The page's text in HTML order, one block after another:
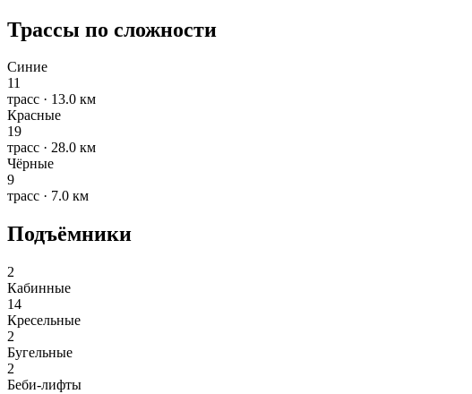
Трассы по сложности
Синие
11
трасс · 13.0 км
Красные
19
трасс · 28.0 км
Чёрные
9
трасс · 7.0 км
Подъёмники
2
Кабинные
14
Кресельные
2
Бугельные
2
Беби-лифты